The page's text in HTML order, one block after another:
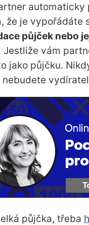
automaticky
že je vypořádáte
půjček nebo
Jestliže vám
jako půjčku.
nebudete
půjčka, třeba